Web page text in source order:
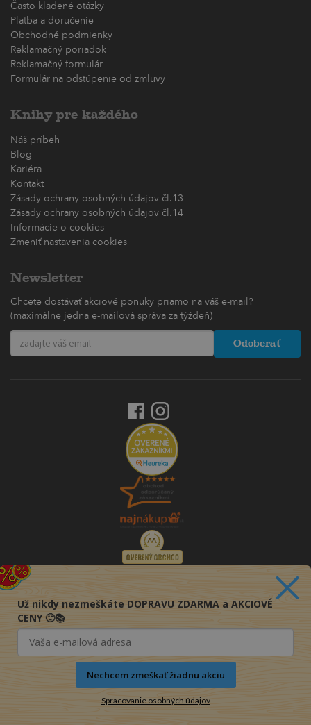
Často kladené otázky
Platba a doručenie
Obchodné podmienky
Reklamačný poriadok
Reklamačný formulár
Formulár na odstúpenie od zmluvy
Knihy pre každého
Náš príbeh
Blog
Kariéra
Kontakt
Zásady ochrany osobných údajov čl.13
Zásady ochrany osobných údajov čl.14
Informácie o cookies
Zmeniť nastavenia cookies
Newsletter
Chcete dostávať akciové ponuky priamo na váš e-mail?
(maximálne jedna e-mailová správa za týždeň)
Odoberať
Už nikdy nezmeškáte DOPRAVU ZDARMA a AKCIOVÉ
CENY 🙂📚
Nechcem zmeškať žiadnu akciu
Spracovanie osobných údajov